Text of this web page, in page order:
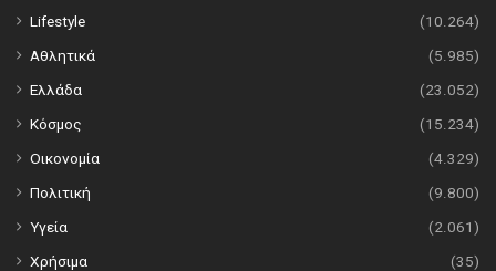
Lifestyle
(10.264)
Αθλητικά
(5.985)
Ελλάδα
(23.052)
Κόσμος
(15.234)
Οικονομία
(4.329)
Πολιτική
(9.800)
Υγεία
(2.061)
Χρήσιμα
(35)